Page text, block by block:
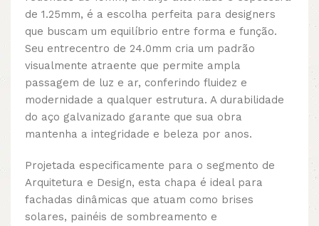
de 1.25mm, é a escolha perfeita para designers
que buscam um equilíbrio entre forma e função.
Seu entrecentro de 24.0mm cria um padrão
visualmente atraente que permite ampla
passagem de luz e ar, conferindo fluidez e
modernidade a qualquer estrutura. A durabilidade
do aço galvanizado garante que sua obra
mantenha a integridade e beleza por anos.
Projetada especificamente para o segmento de
Arquitetura e Design, esta chapa é ideal para
fachadas dinâmicas que atuam como brises
solares, painéis de sombreamento e